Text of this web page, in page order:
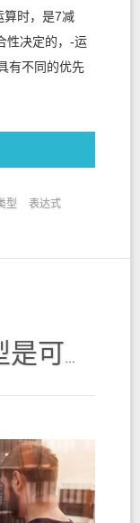
算时，是7减
性决定的，-运
有不同的优先
型 表达式
转换的